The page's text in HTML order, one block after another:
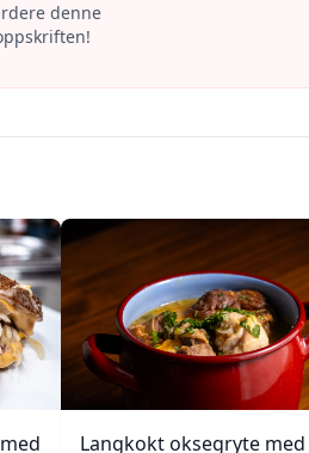
denne
Langkokt oksegryte med